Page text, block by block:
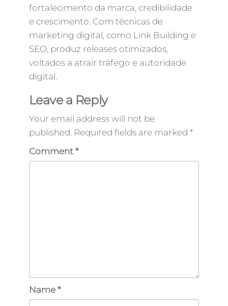
fortalecimento da marca, credibilidade
e crescimento. Com técnicas de
marketing digital, como Link Building e
SEO, produz releases otimizados,
voltados a atrair tráfego e autoridade
digital.
Leave a Reply
Your email address will not be
published. Required fields are marked *
Comment *
Name *